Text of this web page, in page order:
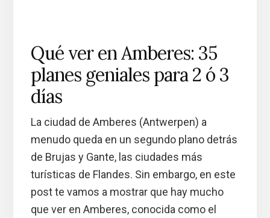
Qué ver en Amberes: 35
planes geniales para 2 ó 3
días
La ciudad de Amberes (Antwerpen) a
menudo queda en un segundo plano detrás
de Brujas y Gante, las ciudades más
turísticas de Flandes. Sin embargo, en este
post te vamos a mostrar que hay mucho
que ver en Amberes, conocida como el